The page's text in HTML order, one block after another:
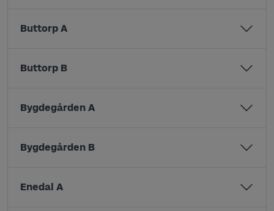
Buttorp A
Buttorp B
Bygdegården A
Bygdegården B
Enedal A